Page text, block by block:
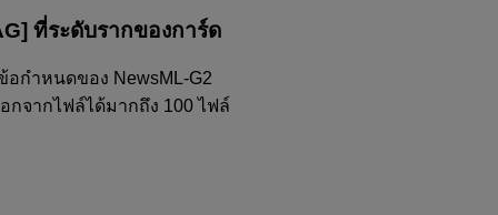
ที่ระดับรากของการ์ด
อกำหนดของ NewsML-G2
กจากไฟล์ได้มากถึง 100 ไฟล์